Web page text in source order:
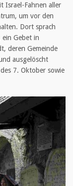
Israel-Fahnen aller
um vor den
Dort sprach
ein Gebet in
deren Gemeinde
ausgelöscht
7. Oktober sowie